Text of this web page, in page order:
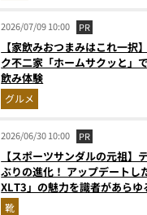
2026/07/09 10:00 PR
【家飲みおつまみはこれ一択
ク不二家「ホームサクッと」
飲み体験
グルメ
2026/06/30 10:00 PR
【スポーツサンダルの元祖】
ぶりの進化！ アップデートし
XLT3」の魅力を識者があらゆ
解説！
靴